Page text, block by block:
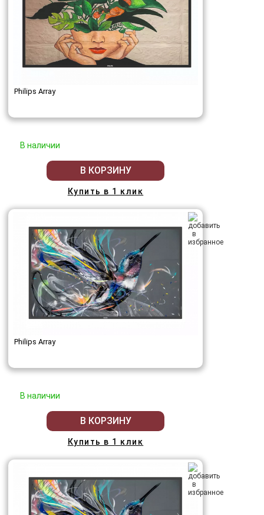
Philips Array
В наличии
В КОРЗИНУ
Купить в 1 клик
Philips Array
В наличии
В КОРЗИНУ
Купить в 1 клик